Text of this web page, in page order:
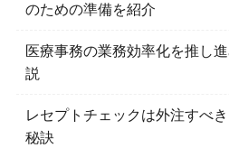
のための準備を紹介
医療事務の業務効率化を推し
説
レセプトチェックは外注すべ
秘訣